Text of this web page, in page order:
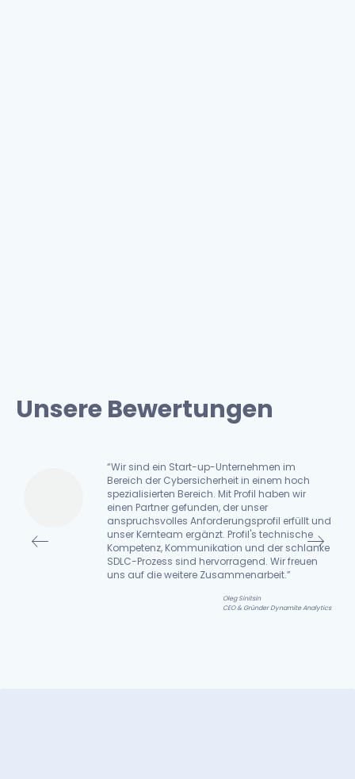
Unsere Bewertungen
“Wir sind ein Start-up-Unternehmen im
Bereich der Cybersicherheit in einem hoch
spezialisierten Bereich. Mit Profil haben wir
einen Partner gefunden, der unser
anspruchsvolles Anforderungsprofil erfüllt und
unser Kernteam ergänzt. Profil's technische
Kompetenz, Kommunikation und der schlanke
SDLC-Prozess sind hervorragend. Wir freuen
uns auf die weitere Zusammenarbeit.”
Oleg Sinitsin
CEO & Gründer Dynamite Analytics